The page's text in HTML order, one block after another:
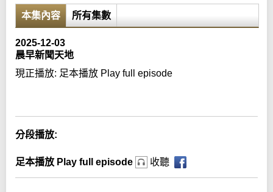
本集內容 所有集數
2025-12-03
晨早新聞天地
現正播放: 足本播放 Play full episode
分段播放:
足本播放 Play full episode 收聽